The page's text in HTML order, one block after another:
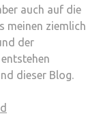
auch auf die
meinen ziemlich
der
dieser Blog.